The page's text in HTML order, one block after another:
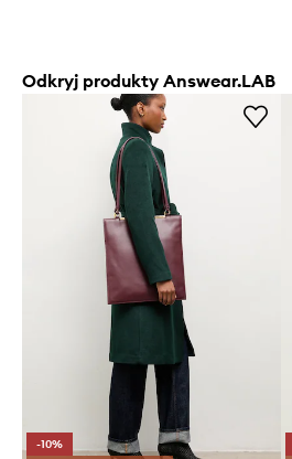
Odkryj produkty Answear.LAB
-10%